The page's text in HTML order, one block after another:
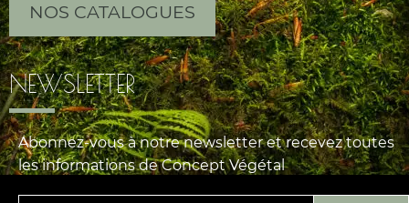
NOS CATALOGUES
NEWSLETTER
Abonnez-vous à notre newsletter et recevez toutes
les informations de Concept Végétal